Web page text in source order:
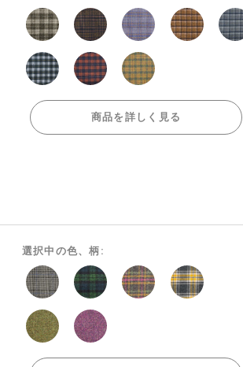
商品を詳しく見る
選択中の色、柄: